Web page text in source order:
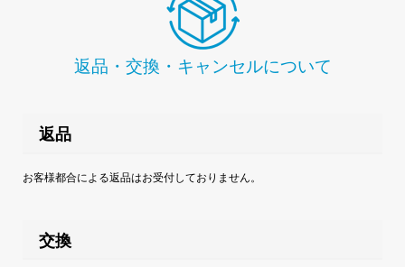
返品・交換・キャンセルについて
返品
お客様都合による返品はお受付しておりません。
交換